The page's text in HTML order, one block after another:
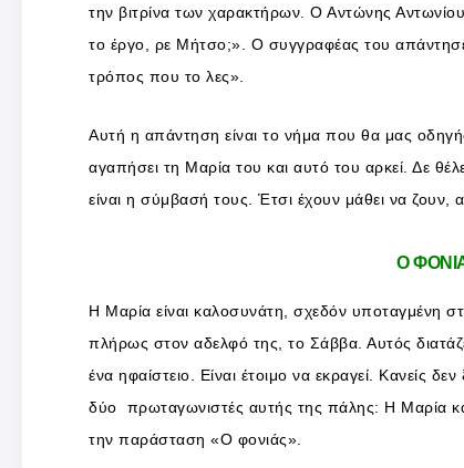
την βιτρίνα των χαρακτήρων. Ο Αντώνης
το έργο, ρε Μήτσο;». Ο συγγραφέας του
τρόπος που το λες».
Αυτή η απάντηση είναι το νήμα που θα μας
αγαπήσει τη Μαρία του και αυτό του αρκεί. Δε
είναι η σύμβασή τους. Έτσι έχουν μάθει να ζουν,
Ο
Η Μαρία είναι καλοσυνάτη, σχεδόν υποταγμένη
πλήρως στον αδελφό της, το Σάββα. Αυτός
ένα ηφαίστειο. Είναι έτοιμο να εκραγεί. Κανείς
δύο πρωταγωνιστές αυτής της πάλης: Η Μαρία
την παράσταση «Ο φονιάς».